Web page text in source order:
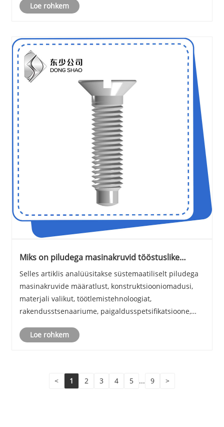
Dongshao Fastener Manufacturing Co., Ltd.) on
Loe rohkem
Miks on piludega masinakruvid tööstuslike
Selles artiklis analüüsitakse süstemaatiliselt piludega
masinakruvide määratlust, konstruktsiooniomadusi,
materjali valikut, töötlemistehnoloogiat,
rakendusstsenaariume, paigaldusspetsifikatsioone,
ebastabiilse kinnituse, raske paigalduse ja lühi......
Loe rohkem
< 1 2 3 4 5 ... 9 >